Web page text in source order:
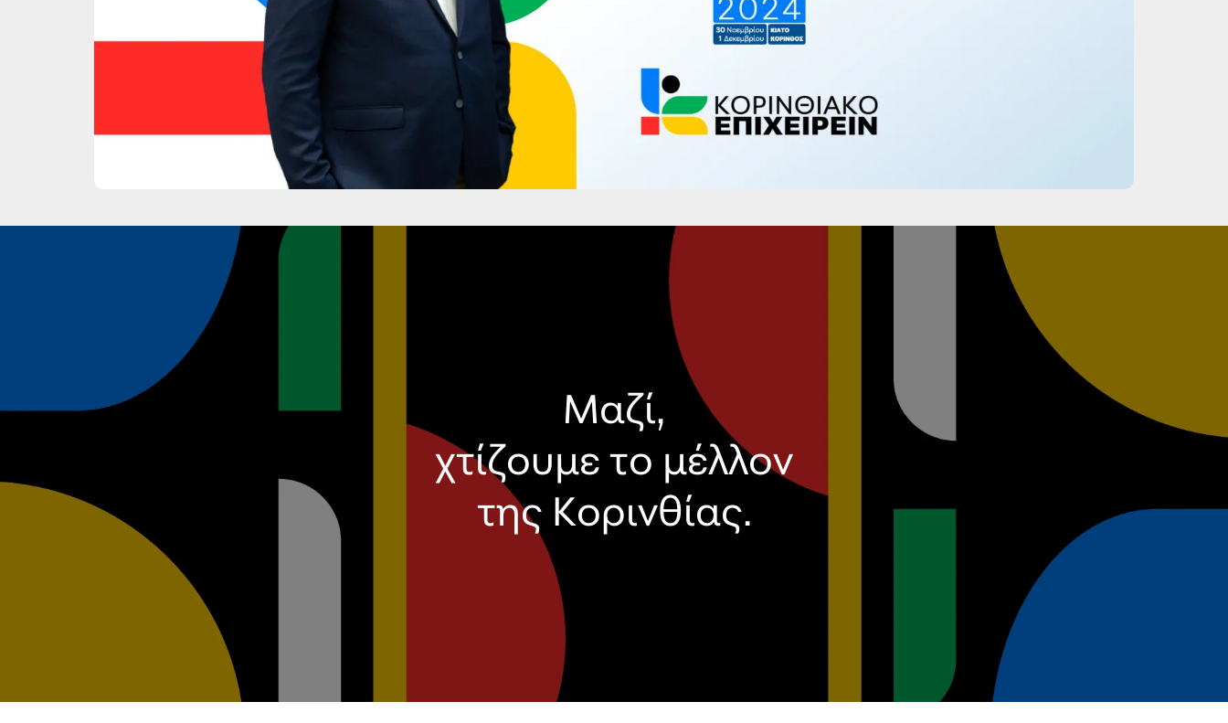
Μαζί,
χτίζουμε το μέλλον
της Κορινθίας.